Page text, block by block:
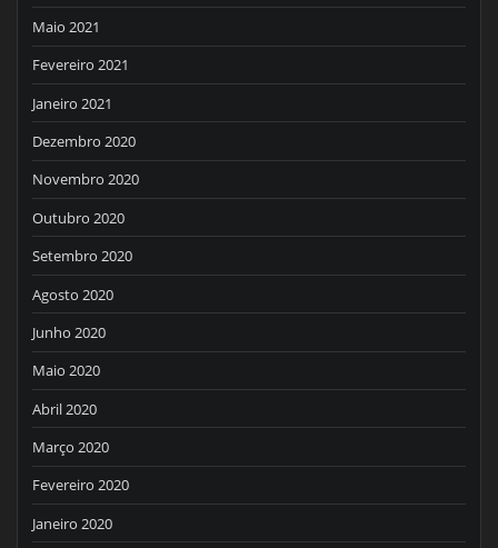
Maio 2021
Fevereiro 2021
Janeiro 2021
Dezembro 2020
Novembro 2020
Outubro 2020
Setembro 2020
Agosto 2020
Junho 2020
Maio 2020
Abril 2020
Março 2020
Fevereiro 2020
Janeiro 2020